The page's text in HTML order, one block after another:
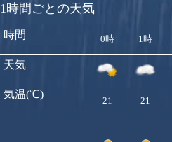
1時間ごとの天気
時間
天気
気温(℃)
0時 1時
21 21